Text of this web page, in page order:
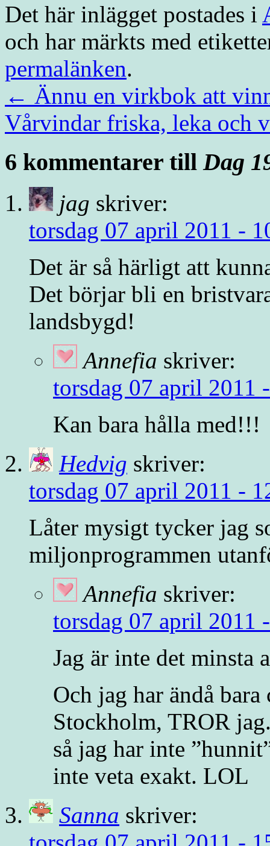
Det här inlägget postades i
och har märkts med
permalänken.
← Ännu en virkbok att
Vårvindar friska, leka
6 kommentarer till Dag
jag skriver:
torsdag 07 april 2011 -
Det är så härligt att
Det börjar bli en
landsbygd!
Annefia skriver:
torsdag 07 april 2011
Kan bara hålla med!!!
Hedvig skriver:
torsdag 07 april 2011 -
Låter mysigt tycker jag
miljonprogrammen
Annefia skriver:
torsdag 07 april 2011
Jag är inte det minsta
Och jag har ändå
Stockholm, TROR
så jag har inte
inte veta exakt. LOL
Sanna skriver: